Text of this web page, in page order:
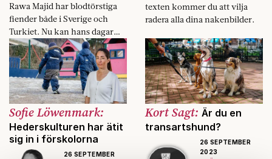
Rawa Majid har blodtörstiga
fiender både i Sverige och
Turkiet. Nu kan hans dagar
vara räknade.
texten kommer du att vilja
radera alla dina nakenbilder.
Sofie Löwenmark:
Hederskulturen har ätit
sig in i förskolorna
26 SEPTEMBER
Kort Sagt: Är du en
transartshund?
26 SEPTEMBER
2023